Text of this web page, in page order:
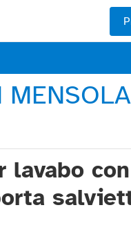
lavabo con